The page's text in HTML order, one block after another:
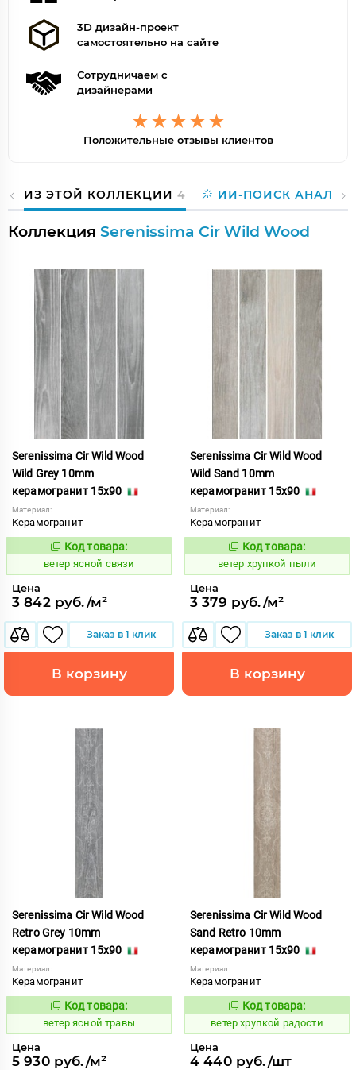
3D дизайн-проект
самостоятельно на сайте
Сотрудничаем с
дизайнерами
Положительные отзывы клиентов
ИЗ ЭТОЙ КОЛЛЕКЦИИ 4 ИИ-ПОИСК
Коллекция Serenissima Cir Wild Wood
Serenissima Cir Wild Wood
Wild Grey 10mm
керамогранит 15x90
Материал:
Керамогранит
124961
Код товара:
ветер ясной связи
Цена
3 842 руб./м²
Заказ в 1 клик
В корзину
Serenissima Cir Wild Wood
Wild Sand 10mm
керамогранит 15x90
Материал:
Керамогранит
123701
Код товара:
ветер хрупкой пыли
Цена
3 379 руб./м²
Заказ в 1 клик
В корзину
Serenissima Cir Wild Wood
Retro Grey 10mm
керамогранит 15x90
Материал:
Керамогранит
124982
Код товара:
ветер ясной травы
Цена
5 930 руб./м²
Serenissima Cir Wild Wood
Sand Retro 10mm
керамогранит 15x90
Материал:
Керамогранит
123702
Код товара:
ветер хрупкой радости
Цена
4 440 руб./шт